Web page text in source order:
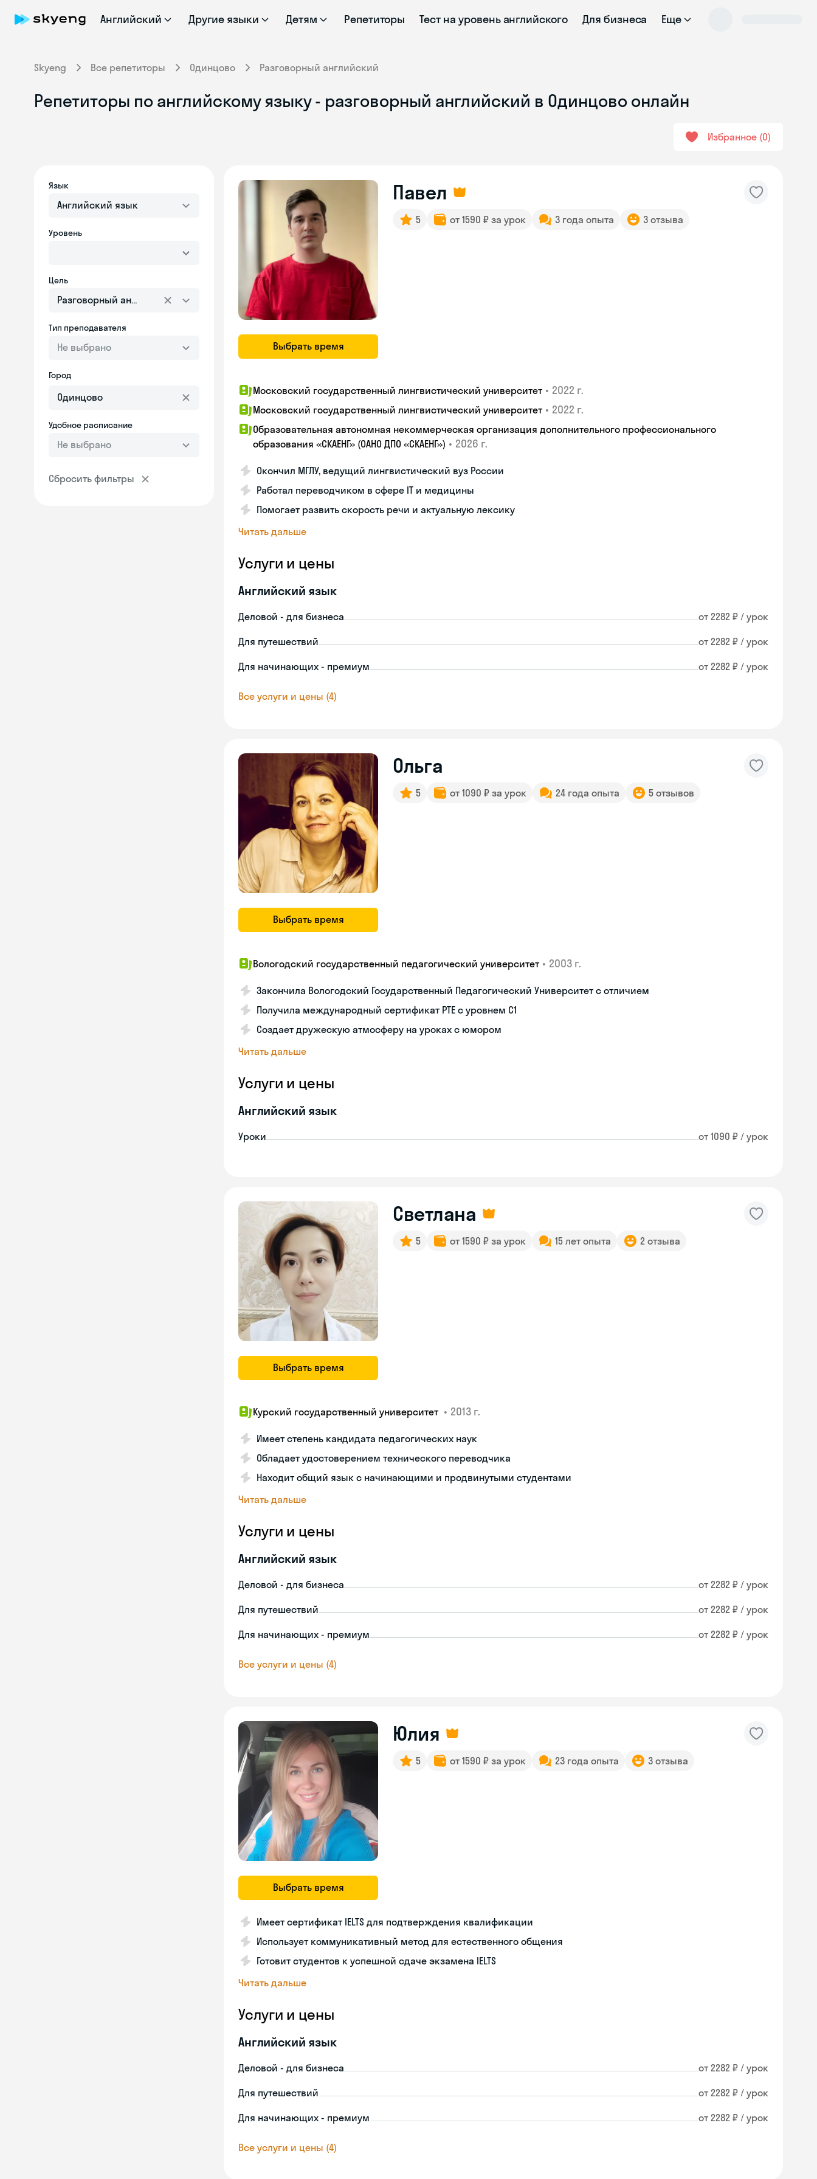
Английский Другие языки Детям Репетиторы Тест на уровень английского Для бизнеса Еще
Skyeng Все репетиторы Одинцово Разговорный английский
Репетиторы по английскому языку - разговорный английский в Одинцово онлайн
Избранное 0
Язык
Английский язык
Уровень
Цель
Разговорный английский
Тип преподавателя
Не выбрано
Город
Удобное расписание
Не выбрано
Сбросить фильтры
Выбрать время
Павел
5 от 1590 ₽ за урок 3 года опыта 3 отзыва
Московский государственный лингвистический университет • 2022 г.
Московский государственный лингвистический университет • 2022 г.
Образовательная автономная некоммерческая организация дополнительного профессионального
образования «СКАЕНГ» (ОАНО ДПО «СКАЕНГ») • 2026 г.
Окончил МГЛУ, ведущий лингвистический вуз России
Работал переводчиком в сфере IT и медицины
Помогает развить скорость речи и актуальную лексику
Читать дальше
Услуги и цены
Английский язык
Деловой - для бизнеса от 2282 ₽ / урок
Для путешествий от 2282 ₽ / урок
Для начинающих - премиум от 2282 ₽ / урок
Все услуги и цены (4)
Выбрать время
Ольга
5 от 1090 ₽ за урок 24 года опыта 5 отзывов
Вологодский государственный педагогический университет • 2003 г.
Закончила Вологодский Государственный Педагогический Университет с отличием
Получила международный сертификат PTE с уровнем C1
Создает дружескую атмосферу на уроках с юмором
Читать дальше
Услуги и цены
Английский язык
Уроки от 1090 ₽ / урок
Выбрать время
Светлана
5 от 1590 ₽ за урок 15 лет опыта 2 отзыва
Курский государственный университет • 2013 г.
Имеет степень кандидата педагогических наук
Обладает удостоверением технического переводчика
Находит общий язык с начинающими и продвинутыми студентами
Читать дальше
Услуги и цены
Английский язык
Деловой - для бизнеса от 2282 ₽ / урок
Для путешествий от 2282 ₽ / урок
Для начинающих - премиум от 2282 ₽ / урок
Все услуги и цены (4)
Выбрать время
Юлия
5 от 1590 ₽ за урок 23 года опыта 3 отзыва
Имеет сертификат IELTS для подтверждения квалификации
Использует коммуникативный метод для естественного общения
Готовит студентов к успешной сдаче экзамена IELTS
Читать дальше
Услуги и цены
Английский язык
Деловой - для бизнеса от 2282 ₽ / урок
Для путешествий от 2282 ₽ / урок
Для начинающих - премиум от 2282 ₽ / урок
Все услуги и цены (4)